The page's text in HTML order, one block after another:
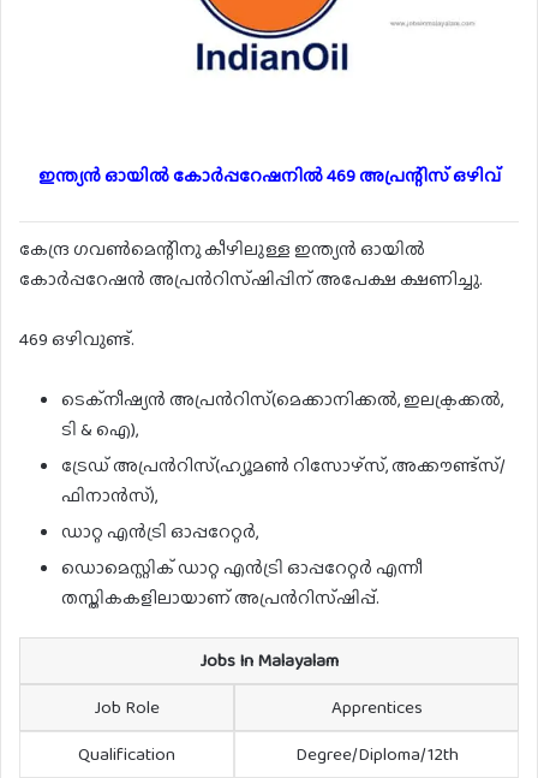
ഇന്ത്യൻ ഓയിൽ കോർപ്പറേഷനിൽ 469 അപ്രന്റിസ് ഒഴിവ്
കേന്ദ്ര ഗവൺമെന്റിനു കീഴിലുള്ള ഇന്ത്യൻ ഓയിൽ
കോർപ്പറേഷൻ അപ്രൻറിസ്ഷിപ്പിന് അപേക്ഷ ക്ഷണിച്ചു.
469 ഒഴിവുണ്ട്.
ടെക്നീഷ്യൻ അപ്രൻറിസ്(മെക്കാനിക്കൽ, ഇലക്ട്രക്കൽ,
ടി & ഐ),
ട്രേഡ് അപ്രൻറിസ്(ഹ്യൂമൺ റിസോഴ്സ്, അക്കൗണ്ട്സ്/
ഫിനാൻസ്),
ഡാറ്റ എൻട്രി ഓപ്പറേറ്റർ,
ഡൊമെസ്റ്റിക് ഡാറ്റ എൻട്രി ഓപ്പറേറ്റർ എന്നീ
തസ്തികകളിലായാണ് അപ്രൻറിസ്ഷിപ്പ്.
Jobs In Malayalam
Job Role
Apprentices
Qualification
Degree/Diploma/12th